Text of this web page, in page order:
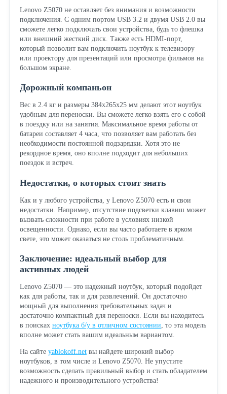
Lenovo Z5070 не оставляет без внимания и возможности
подключения. С одним портом USB 3.2 и двумя USB 2.0 вы
сможете легко подключать свои устройства, будь то флешка
или внешний жесткий диск. Также есть HDMI-порт,
который позволит вам подключить ноутбук к телевизору
или проектору для презентаций или просмотра фильмов на
большом экране.
Дорожный компаньон
Вес в 2.4 кг и размеры 384x265x25 мм делают этот ноутбук
удобным для переноски. Вы сможете легко взять его с собой
в поездку или на занятия. Максимальное время работы от
батареи составляет 4 часа, что позволяет вам работать без
необходимости постоянной подзарядки. Хотя это не
рекордное время, оно вполне подходит для небольших
поездок и встреч.
Недостатки, о которых стоит знать
Как и у любого устройства, у Lenovo Z5070 есть и свои
недостатки. Например, отсутствие подсветки клавиш может
вызвать сложности при работе в условиях низкой
освещенности. Однако, если вы часто работаете в ярком
свете, это может оказаться не столь проблематичным.
Заключение: идеальный выбор для
активных людей
Lenovo Z5070 — это надежный ноутбук, который подойдет
как для работы, так и для развлечений. Он достаточно
мощный для выполнения требовательных задач и
достаточно компактный для переноски. Если вы находитесь
в поисках ноутбука б/у в отличном состоянии , то эта модель
вполне может стать вашим идеальным вариантом.
На сайте yablokoff.netвы найдете широкий выбор
ноутбуков, в том числе и Lenovo Z5070. Не упустите
возможность сделать правильный выбор и стать обладателем
надежного и производительного устройства!